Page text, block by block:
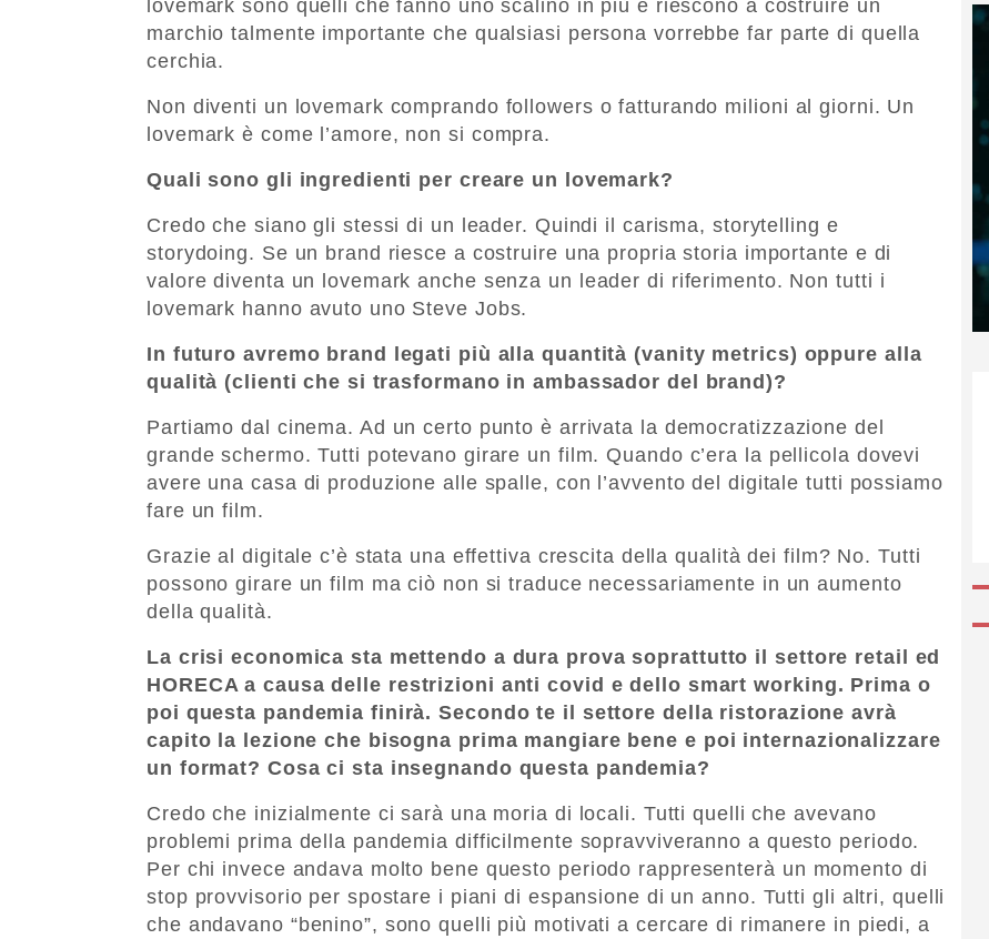
lovemark sono quelli che fanno uno scalino in più e riescono a costruire un
marchio talmente importante che qualsiasi persona vorrebbe far parte di quella
cerchia.
Non diventi un lovemark comprando followers o fatturando milioni al giorni. Un
lovemark è come l’amore, non si compra.
Quali sono gli ingredienti per creare un lovemark?
Credo che siano gli stessi di un leader. Quindi il carisma, storytelling e
storydoing. Se un brand riesce a costruire una propria storia importante e di
valore diventa un lovemark anche senza un leader di riferimento. Non tutti i
lovemark hanno avuto uno Steve Jobs.
In futuro avremo brand legati più alla quantità (vanity metrics) oppure alla
qualità (clienti che si trasformano in ambassador del brand)?
Partiamo dal cinema. Ad un certo punto è arrivata la democratizzazione del
grande schermo. Tutti potevano girare un film. Quando c’era la pellicola dovevi
avere una casa di produzione alle spalle, con l’avvento del digitale tutti possiamo
fare un film.
Grazie al digitale c’è stata una effettiva crescita della qualità dei film? No. Tutti
possono girare un film ma ciò non si traduce necessariamente in un aumento
della qualità.
La crisi economica sta mettendo a dura prova soprattutto il settore retail ed
HORECA a causa delle restrizioni anti covid e dello smart working. Prima o
poi questa pandemia finirà. Secondo te il settore della ristorazione avrà
capito la lezione che bisogna prima mangiare bene e poi internazionalizzare
un format? Cosa ci sta insegnando questa pandemia?
Credo che inizialmente ci sarà una moria di locali. Tutti quelli che avevano
problemi prima della pandemia difficilmente sopravviveranno a questo periodo.
Per chi invece andava molto bene questo periodo rappresenterà un momento di
stop provvisorio per spostare i piani di espansione di un anno. Tutti gli altri, quelli
che andavano “benino”, sono quelli più motivati a cercare di rimanere in piedi, a